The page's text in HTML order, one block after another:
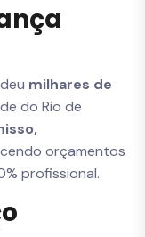
milhares de
do Rio de
orçamentos
profissional.